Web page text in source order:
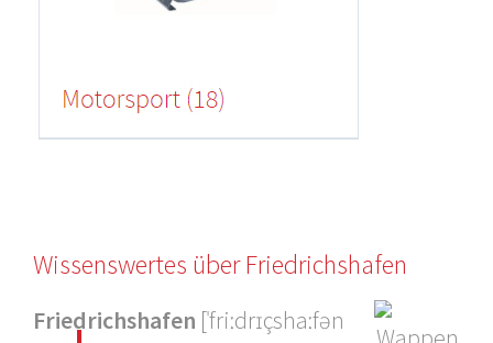
Wissenswertes über Friedrichshafen
Friedrichshafen [ˈfriːdrɪçshaːfən